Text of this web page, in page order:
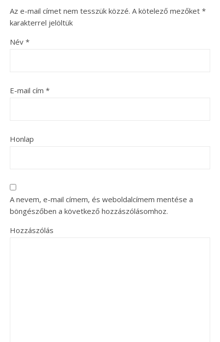
Az e-mail címet nem tesszük közzé. A kötelező mezőket *
karakterrel jelöltük
Név *
E-mail cím *
Honlap
A nevem, e-mail címem, és weboldalcímem mentése a
böngészőben a következő hozzászólásomhoz.
Hozzászólás